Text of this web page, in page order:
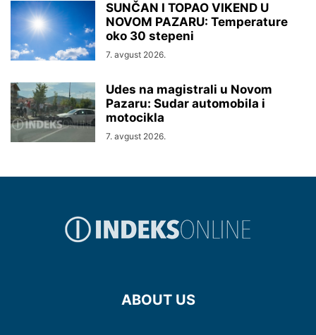
SUNČAN I TOPAO VIKEND U
NOVOM PAZARU: Temperature
oko 30 stepeni
7. avgust 2026.
Udes na magistrali u Novom
Pazaru: Sudar automobila i
motocikla
7. avgust 2026.
ABOUT US